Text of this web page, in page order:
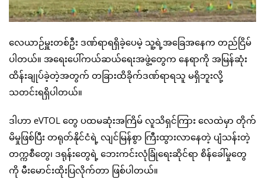
လေယာဉ်မှူးတစ်ဦး ဒဏ်ရာရရှိခဲ့ပေမဲ့ သူ့ရဲ့အခြေအနေက တည်ငြိမ်
ပါတယ်။ အရေးပေါ်ကယ်ဆယ်ရေးအဖွဲ့တွေက နေရာကို အမြန်ဆုံး
ထိန်းချုပ်ခဲ့တဲ့အတွက် တခြားထိခိုက်ဒဏ်ရာရသူ မရှိဘူးလို့
သတင်းရရှိပါတယ်။
ဒါဟာ eVTOL တွေ ပထမဆုံးအကြိမ် လူသိရှင်ကြား လေထဲမှာ တိုက်
မိမှုဖြစ်ပြီး တရုတ်နိုင်ငံရဲ့ လျင်မြန်စွာ ကြီးထွားလာနေတဲ့ ပျံသန်းတဲ့
တက္ကစီတွေ၊ ဒရုန်းတွေရဲ့ ဘေးကင်းလုံခြုံရေးဆိုင်ရာ စိန်ခေါ်မှုတွေ
ကို မီးမောင်းထိုးပြလိုက်တာ ဖြစ်ပါတယ်။